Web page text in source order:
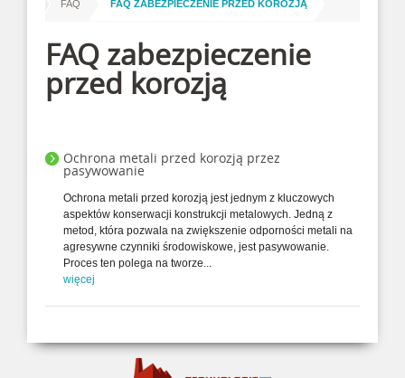
FAQ FAQ ZABEZPIECZENIE PRZED KOROZJĄ
FAQ zabezpieczenie
przed korozją
Ochrona metali przed korozją przez
pasywowanie
Ochrona metali przed korozją jest jednym z kluczowych
aspektów konserwacji konstrukcji metalowych. Jedną z
metod, która pozwala na zwiększenie odporności metali na
agresywne czynniki środowiskowe, jest pasywowanie.
Proces ten polega na tworze...
więcej